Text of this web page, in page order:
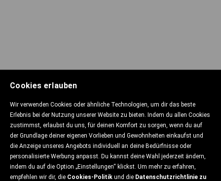
Cookies erlauben
Wir verwenden Cookies oder ähnliche Technologien, um dir das beste
Erlebnis bei der Nutzung unserer Website zu bieten. Indem du allen Cookies
zustimmst, erlaubst du uns, für deinen Komfort zu sorgen, wenn du auf
der Grundlage deiner eigenen Vorlieben und Gewohnheiten einkaufst und
die Anzeige unseres Angebots individuell an deine Bedürfnisse oder
personalisierte Werbung anpasst. Du kannst deine Wahl jederzeit ändern,
indem du auf die Option „Einstellungen“ klickst. Um mehr zu erfahren,
empfehlen wir dir, die Cookies-Politik und die Datenschutzrichtlinie zu